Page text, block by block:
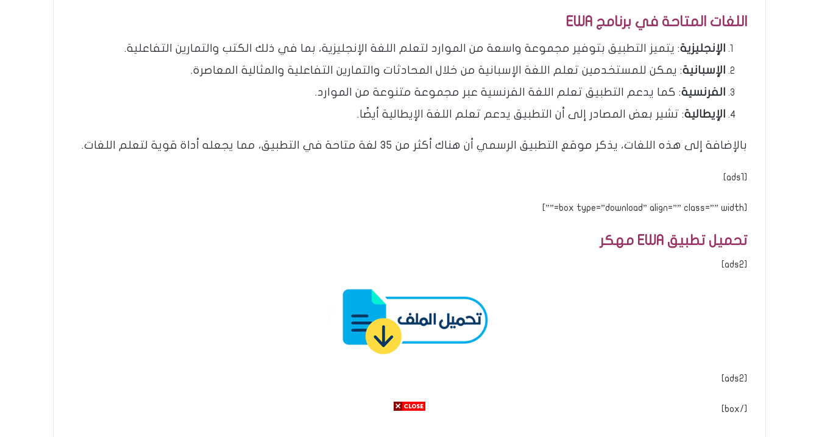
اللغات المتاحة في برنامج EWA
الإنجليزية: يتميز التطبيق بتوفير مجموعة واسعة من الموارد لتعلم اللغة الإنجليزية، بما في ذلك الكتب والتمارين التفاعلية​​.
الإسبانية: يمكن للمستخدمين تعلم اللغة الإسبانية من خلال المحادثات والتمارين التفاعلية والمثالية المعاصرة​​.
الفرنسية: كما يدعم التطبيق تعلم اللغة الفرنسية عبر مجموعة متنوعة من الموارد​​.
الإيطالية: تشير بعض المصادر إلى أن التطبيق يدعم تعلم اللغة الإيطالية أيضًا​​.
بالإضافة إلى هذه اللغات، يذكر موقع التطبيق الرسمي أن هناك أكثر من 35 لغة متاحة في التطبيق، مما يجعله أداة قوية لتعلم اللغات​​.
[ads1]
[box type=”download” align=”” class=”” width=””]
تحميل تطبيق EWA مهكر
[ads2]
[ads2]
[/box]